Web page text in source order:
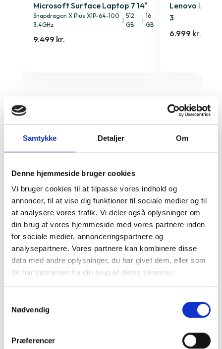
Samtykke Detaljer Om
Denne hjemmeside bruger cookies
Vi bruger cookies til at tilpasse vores indhold og
annoncer, til at vise dig funktioner til sociale medier og til
at analysere vores trafik. Vi deler også oplysninger om
din brug af vores hjemmeside med vores partnere inden
for sociale medier, annonceringspartnere og
analysepartnere. Vores partnere kan kombinere disse
data med andre oplysninger, du har givet dem, eller som
de har indsamlet fra din brug af deres tjenester.
Nødvendig
Præferencer
Microsoft Surface Laptop 7 14"
Snapdragon X Plus X1P-64-100
3.4GHz
|
512
GB
|
16
GB
9.499 kr.
Lenovo
3
6.999 kr.
Kom og besøg
os i en af vores